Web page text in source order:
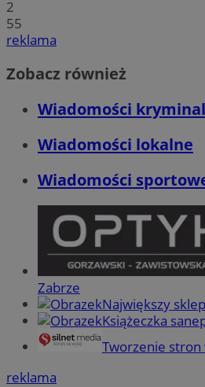
2
55
reklama
Zobacz również
Wiadomości
Wiadomości lokalne
Wiadomości
Zabrze
Największy
Książeczka
Tworzenie stron
reklama